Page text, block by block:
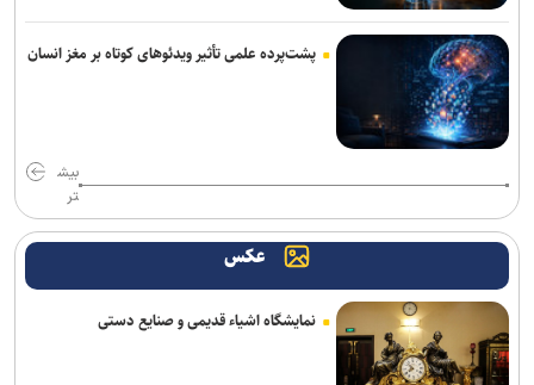
پشت‌پرده علمی تأثیر ویدئو‌های کوتاه بر مغز انسان
بیش
تر
عکس
نمایشگاه اشیاء قدیمی و صنایع دستی